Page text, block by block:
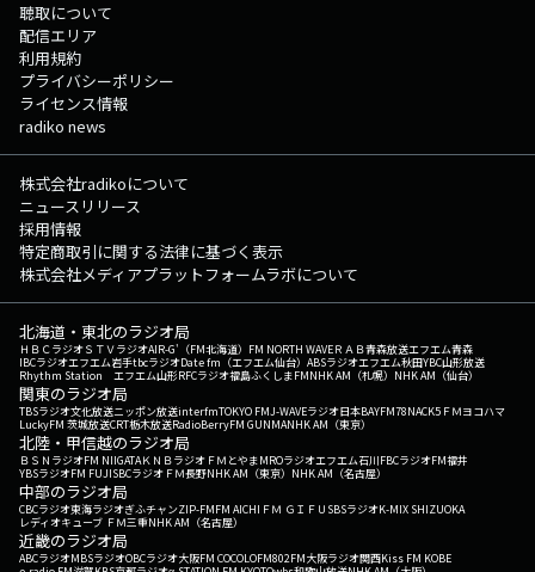
聴取について
配信エリア
利用規約
プライバシーポリシー
ライセンス情報
radiko news
株式会社radikoについて
ニュースリリース
採用情報
特定商取引に関する法律に基づく表示
株式会社メディアプラットフォームラボについて
北海道・東北のラジオ局
ＨＢＣラジオＳＴＶラジオAIR-G'（FM北海道） FM NORTH WAVEＲＡＢ青森放送エフエム青森
IBCラジオエフエム岩手tbcラジオDate fm（エフエム仙台） ABSラジオエフエム秋田YBC山形放送
Rhythm Station エフエム山形RFCラジオ福島ふくしまFMNHK AM（札幌） NHK AM（仙台）
関東のラジオ局
TBSラジオ文化放送ニッポン放送interfmTOKYO FMJ-WAVEラジオ日本BAYFM78NACK5 ＦＭヨコハマ
LuckyFM 茨城放送CRT栃木放送RadioBerryFM GUNMANHK AM（東京）
北陸・甲信越のラジオ局
ＢＳＮラジオFM NIIGATAＫＮＢラジオ ＦＭとやまMROラジオエフエム石川FBCラジオFM福井
YBSラジオFM FUJISBCラジオ ＦＭ長野NHK AM（東京） NHK AM（名古屋）
中部のラジオ局
CBCラジオ東海ラジオぎふチャンZIP-FMFM AICHI ＦＭ ＧＩＦＵ SBSラジオK-MIX SHIZUOKA
レディオキューブ ＦＭ三重NHK AM（名古屋）
近畿のラジオ局
ABCラジオMBSラジオOBCラジオ大阪FM COCOLOFM802FM大阪ラジオ関西Kiss FM KOBE